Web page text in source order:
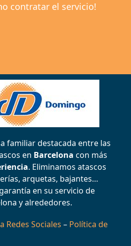
contratar el servicio!
familiar destacada entre las
en Barcelona con más
. Eliminamos atascos
arquetas, bajantes…
en su servicio de
y alrededores.
Redes Sociales – Política de